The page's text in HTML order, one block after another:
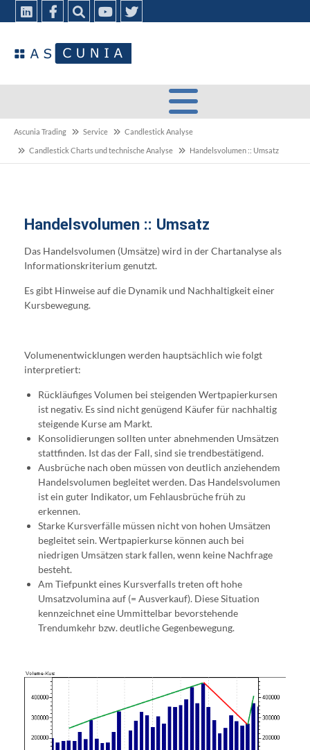
Ascunia Trading Service Candlestick Analyse
Candlestick Charts und technische Analyse Handelsvolumen :: Umsatz
Handelsvolumen :: Umsatz
Das Handelsvolumen (Umsätze) wird in der Chartanalyse als
Informationskriterium genutzt.
Es gibt Hinweise auf die Dynamik und Nachhaltigkeit einer
Kursbewegung.
Volumenentwicklungen werden hauptsächlich wie folgt
interpretiert:
Rückläufiges Volumen bei steigenden Wertpapierkursen
ist negativ. Es sind nicht genügend Käufer für nachhaltig
steigende Kurse am Markt.
Konsolidierungen sollten unter abnehmenden Umsätzen
stattfinden. Ist das der Fall, sind sie trendbestätigend.
Ausbrüche nach oben müssen von deutlich anziehendem
Handelsvolumen begleitet werden. Das Handelsvolumen
ist ein guter Indikator, um Fehlausbrüche früh zu
erkennen.
Starke Kursverfälle müssen nicht von hohen Umsätzen
begleitet sein. Wertpapierkurse können auch bei
niedrigen Umsätzen stark fallen, wenn keine Nachfrage
besteht.
Am Tiefpunkt eines Kursverfalls treten oft hohe
Umsatzvolumina auf (= Ausverkauf). Diese Situation
kennzeichnet eine Ummittelbar bevorstehende
Trendumkehr bzw. deutliche Gegenbewegung.